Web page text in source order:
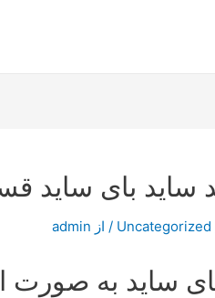
ساید بای
Uncategorized / از admin
ساید به